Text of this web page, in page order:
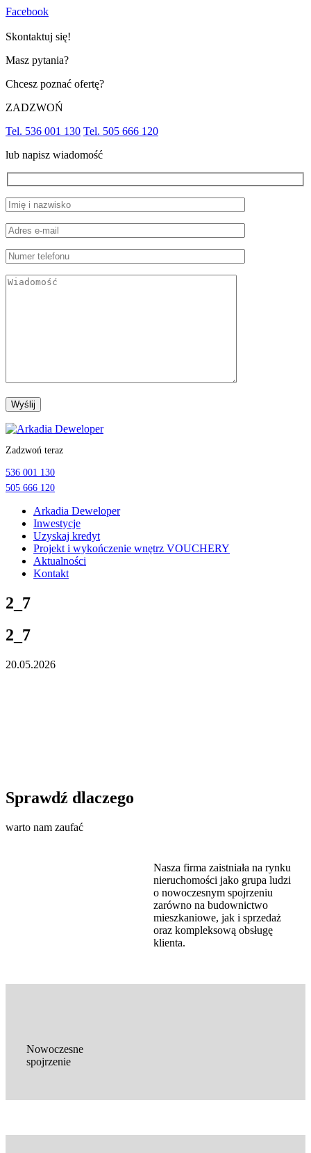
Facebook
Skontaktuj się!
Masz pytania?
Chcesz poznać ofertę?
ZADZWOŃ
Tel. 536 001 130 Tel. 505 666 120
lub napisz wiadomość
Przejdź
treści
Zadzwoń teraz
536 001 130
505 666 120
Arkadia Deweloper
Inwestycje
Uzyskaj kredyt
Projekt i wykończenie wnętrz VOUCHERY
Aktualności
Kontakt
2_7
2_7
20.05.2026
Sprawdź dlaczego
warto nam zaufać
Nasza firma zaistniała na rynku
nieruchomości jako grupa ludzi
o nowoczesnym spojrzeniu
zarówno na budownictwo
mieszkaniowe, jak i sprzedaż
oraz kompleksową obsługę
klienta.
Nowoczesne
spojrzenie